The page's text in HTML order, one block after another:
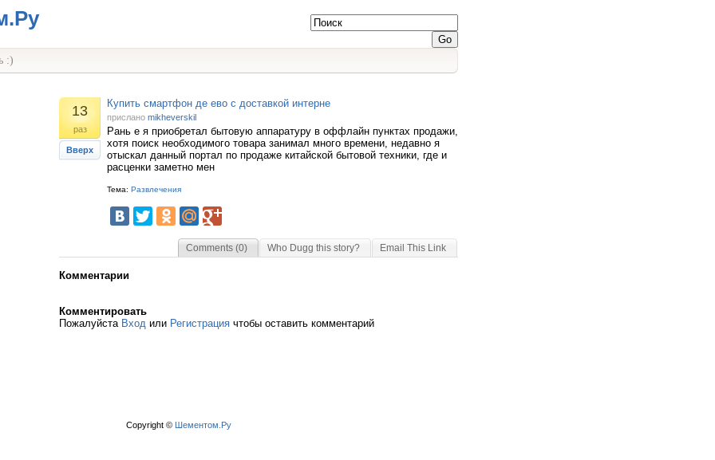
:)
13
раз
Вверх
Купить смартфон де ево с доставкой интерне
прислано mikheverskil
Рань е я приобретал бытовую аппаратуру в оффлайн пунктах продажи,
хотя поиск необходимого товара занимал много времени, недавно я
отыскал данный портал по продаже китайской бытовой техники, где и
расценки заметно мен
Тема: Развлечения
Comments (0) Who Dugg this story? Email This Link
Комментарии
Комментировать
Пожалуйста Вход или Регистрация чтобы оставить комментарий
Copyright © Шементом.Ру